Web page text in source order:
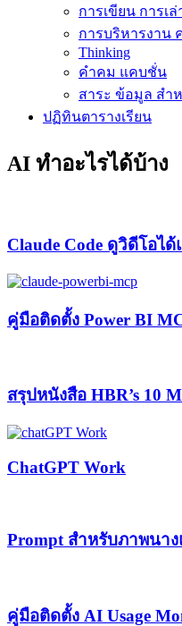
การเขียน การเล่
การบริหารงาน
Thinking
คำคม แคบชั่น
สาระ ข้อมูล สำ
ปฏิทินตารางเรียน
AI ทำอะไรได้บ้าง
Claude Code ดูวิดีโอ
คู่มือติดตั้ง Power BI
สรุปหนังสือ HBR’s 10
ChatGPT Work
Prompt สำหรับภาพนา
คู่มือติดตั้ง AI Usage